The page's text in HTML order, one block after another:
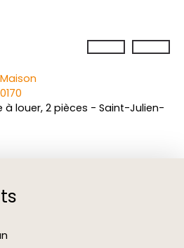
Maison
louer, 2 pièces - Saint-Julien-